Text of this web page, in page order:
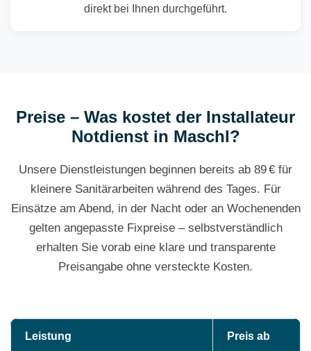
direkt bei Ihnen durchgeführt.
Preise – Was kostet der Installateur
Notdienst in Maschl?
Unsere Dienstleistungen beginnen bereits ab 89 € für
kleinere Sanitärarbeiten während des Tages. Für
Einsätze am Abend, in der Nacht oder an Wochenenden
gelten angepasste Fixpreise – selbstverständlich
erhalten Sie vorab eine klare und transparente
Preisangabe ohne versteckte Kosten.
Leistung Preis ab